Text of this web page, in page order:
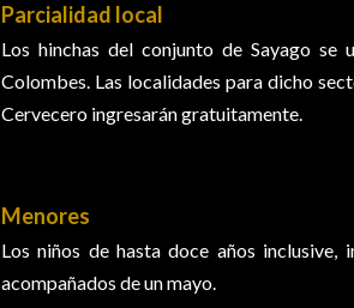
Parcialidad local
Los hinchas del conjunto de Sayago
Colombes. Las localidades para dicho
Cervecero ingresarán gratuitamente.
Menores
Los niños de hasta doce años
acompañados de un mayo.